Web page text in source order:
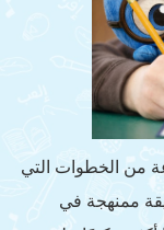
من الخطوات التي
ممنهجة في